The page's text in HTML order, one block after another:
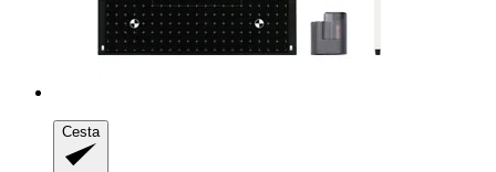
Cesta